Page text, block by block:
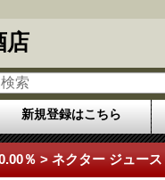
店
新規登録はこちら
％ > ネクター ジュース